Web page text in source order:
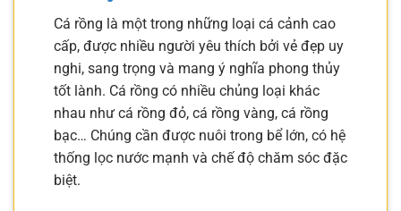
Cá rồng là một trong những loại cá cảnh cao
cấp, được nhiều người yêu thích bởi vẻ đẹp uy
nghi, sang trọng và mang ý nghĩa phong thủy
tốt lành. Cá rồng có nhiều chủng loại khác
nhau như cá rồng đỏ, cá rồng vàng, cá rồng
bạc… Chúng cần được nuôi trong bể lớn, có hệ
thống lọc nước mạnh và chế độ chăm sóc đặc
biệt.